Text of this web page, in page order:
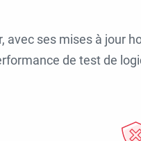
ses mises à jour
de test de